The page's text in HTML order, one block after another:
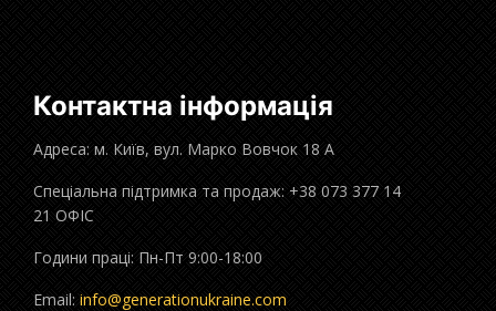
Контактна інформація
Адреса: м. Київ, вул. Марко Вовчок 18 А
Спеціальна підтримка та продаж: +38 073 377 14
21 ОФІС
Години праці: Пн-Пт 9:00-18:00
Email: info@generationukraine.com